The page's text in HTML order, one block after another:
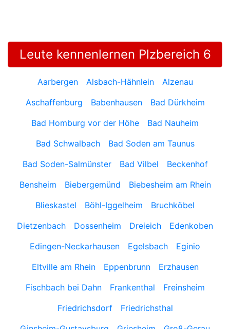
Leute kennenlernen Plzbereich 6
Aarbergen Alsbach-Hähnlein
Alzenau
Aschaffenburg
Babenhausen
Bad Dürkheim
Bad Homburg vor der Höhe
Bad Nauheim
Bad Schwalbach
Bad Soden am Taunus
Bad Soden-Salmünster
Bad Vilbel
Beckenhof
Bensheim
Biebergemünd
Biebesheim am Rhein
Blieskastel
Böhl-Iggelheim
Bruchköbel
Dietzenbach
Dossenheim Dreieich
Edenkoben
Edingen-Neckarhausen
Egelsbach
Eginio
Eltville am Rhein
Eppenbrunn
Erzhausen
Fischbach bei Dahn
Frankenthal
Freinsheim
Friedrichsdorf
Friedrichsthal